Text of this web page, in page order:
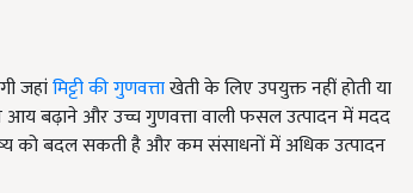
जहांमिट्टी की गुणवत्ताखेती के लिए उपयुक्त नहीं होती या
बढ़ाने और उच्च गुणवत्ता वाली फसल उत्पादन में मदद
को बदल सकती है और कम संसाधनों में अधिक उत्पादन